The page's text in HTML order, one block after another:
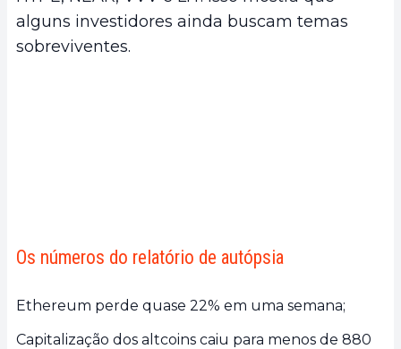
alguns investidores ainda buscam temas
sobreviventes.
Os números do relatório de autópsia
Ethereum perde quase 22% em uma semana;
Capitalização dos altcoins caiu para menos de 880